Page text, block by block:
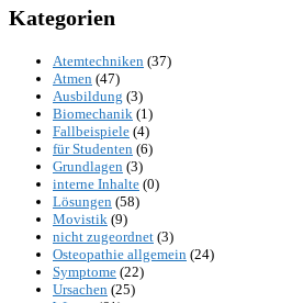
Kategorien
Atemtechniken (37)
Atmen (47)
Ausbildung (3)
Biomechanik (1)
Fallbeispiele (4)
für Studenten (6)
Grundlagen (3)
interne Inhalte (0)
Lösungen (58)
Movistik (9)
nicht zugeordnet (3)
Osteopathie allgemein (24)
Symptome (22)
Ursachen (25)